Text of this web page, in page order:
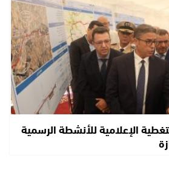
الإعلامية للأنشطة الرسمية